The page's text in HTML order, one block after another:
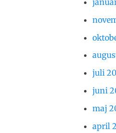
juli
juni
maj
april